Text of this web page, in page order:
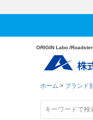
ORIGIN Labo./Roadster
ホーム ブランド別